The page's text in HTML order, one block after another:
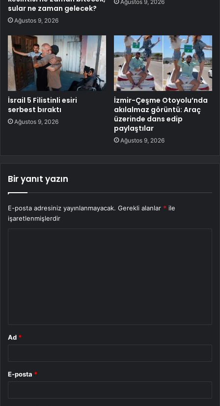
sular ne zaman gelecek?
Ağustos 9, 2026
Ağustos 9, 2026
İsrail 5 Filistinli esiri
serbest bıraktı
Ağustos 9, 2026
İzmir-Çeşme Otoyolu’nda
akılalmaz görüntü: Araç
üzerinde dans edip
paylaştılar
Ağustos 9, 2026
Bir yanıt yazın
E-posta adresiniz yayınlanmayacak. Gerekli alanlar * ile
işaretlenmişlerdir
Ad *
E-posta *